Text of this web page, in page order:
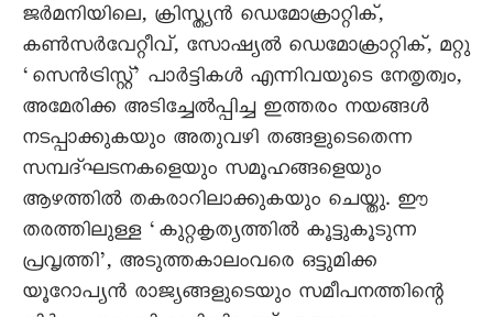
ജർമനിയിലെ, ക്രിസ്ത്യൻ ഡെമോക്രാറ്റിക്,
കൺസർവേറ്റീവ്, സോഷ്യൽ ഡെമോക്രാറ്റിക്, മറ്റു
‘സെൻട്രിസ്റ്റ്’ പാർട്ടികൾ എന്നിവയുടെ നേതൃത്വം,
അമേരിക്ക അടിച്ചേൽപ്പിച്ച ഇത്തരം നയങ്ങൾ
നടപ്പാക്കുകയും അതുവഴി തങ്ങളുടെതെന്ന
സമ്പദ്ഘടനകളെയും സമൂഹങ്ങളെയും
ആഴത്തിൽ തകരാറിലാക്കുകയും ചെയ്തു. ഈ
തരത്തിലുള്ള ‘കുറ്റകൃത്യത്തിൽ കൂട്ടുകൂടുന്ന
പ്രവൃത്തി’, അടുത്തകാലംവരെ ഒട്ടുമിക്ക
യൂറോപ്യൻ രാജ്യങ്ങളുടെയും സമീപനത്തിന്റെ